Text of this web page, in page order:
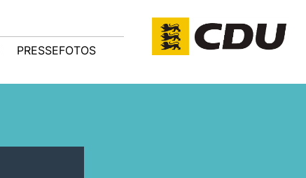
PRESSEFOTOS